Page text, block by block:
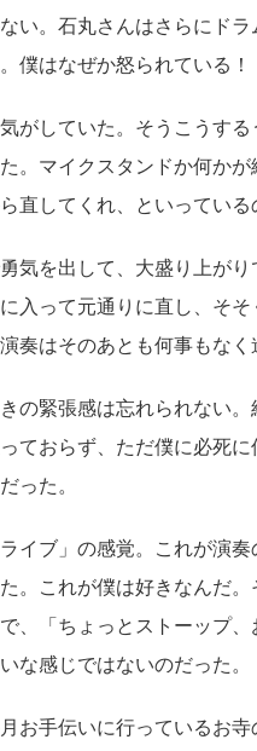
い。石丸さんはさらにドラ
僕はなぜか怒られている！
がしていた。そうこうする
。マイクスタンドか何かが
直してくれ、といっている
気を出して、大盛り上がり
入って元通りに直し、そそ
奏はそのあとも何事もなく
の緊張感は忘れられない。
ておらず、ただ僕に必死に
った。
イブ」の感覚。これが演奏
。これが僕は好きなんだ。
、「ちょっとストーップ、
な感じではないのだった。
お手伝いに行っているお